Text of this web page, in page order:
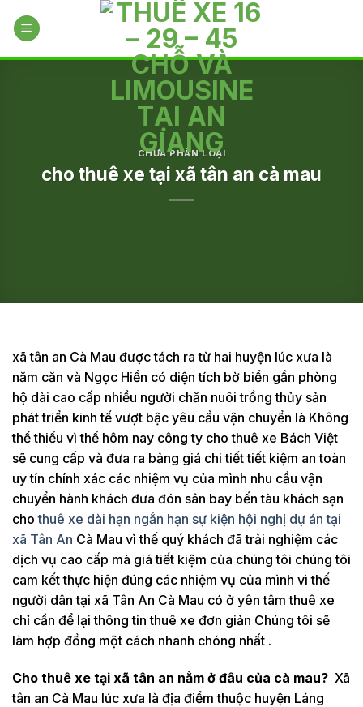
CHƯA PHÂN LOẠI
cho thuê xe tại xã tân an cà mau
xã tân an Cà Mau được tách ra từ hai huyện lúc xưa là
năm căn và Ngọc Hiển có diện tích bờ biển gần phòng
hộ dài cao cấp nhiều người chăn nuôi trồng thủy sản
phát triển kinh tế vượt bậc yêu cầu vận chuyển là Không
thể thiếu vì thế hôm nay công ty cho thuê xe Bách Việt
sẽ cung cấp và đưa ra bảng giá chi tiết tiết kiệm an toàn
uy tín chính xác các nhiệm vụ của mình nhu cầu vận
chuyển hành khách đưa đón sân bay bến tàu khách sạn
cho thuê xe dài hạn ngắn hạn sự kiện hội nghị dự án tại
xã Tân An Cà Mau vì thế quý khách đã trải nghiệm các
dịch vụ cao cấp mà giá tiết kiệm của chúng tôi chúng tôi
cam kết thực hiện đúng các nhiệm vụ của mình vì thế
người dân tại xã Tân An Cà Mau có ở yên tâm thuê xe
chỉ cần để lại thông tin thuê xe đơn giản Chúng tôi sẽ
làm hợp đồng một cách nhanh chóng nhất .
Cho thuê xe tại xã tân an nằm ở đâu của cà mau? Xã
tân an Cà Mau lúc xưa là địa điểm thuộc huyện Láng